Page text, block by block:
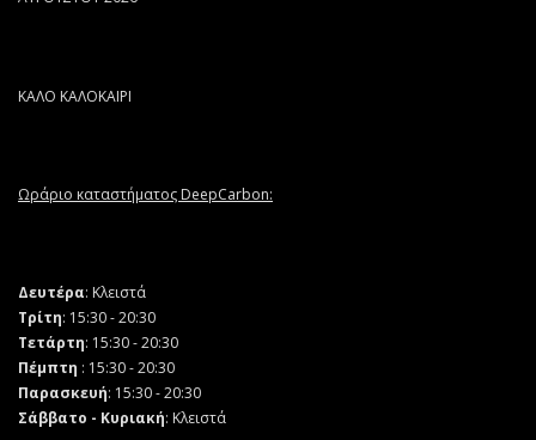
ΚΑΛΟ ΚΑΛΟΚΑΙΡΙ
Ωράριο καταστήματος DeepCarbon:
Δευτέρα: Κλειστά
Τρίτη: 15:30 - 20:30
Τετάρτη: 15:30 - 20:30
Πέμπτη : 15:30 - 20:30
Παρασκευή: 15:30 - 20:30
Σάββατο - Κυριακή: Κλειστά